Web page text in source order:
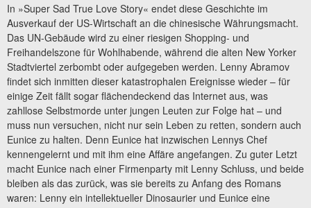
In »Super Sad True Love Story« endet diese Geschichte im
Ausverkauf der US-Wirtschaft an die chinesische Währungsmacht.
Das UN-Gebäude wird zu einer riesigen Shopping- und
Freihandelszone für Wohlhabende, während die alten New Yorker
Stadtviertel zerbombt oder aufgegeben werden. Lenny Abramov
findet sich inmitten dieser katastrophalen Ereignisse wieder – für
einige Zeit fällt sogar flächendeckend das Internet aus, was
zahllose Selbstmorde unter jungen Leuten zur Folge hat – und
muss nun versuchen, nicht nur sein Leben zu retten, sondern auch
Eunice zu halten. Denn Eunice hat inzwischen Lennys Chef
kennengelernt und mit ihm eine Affäre angefangen. Zu guter Letzt
macht Eunice nach einer Firmenparty mit Lenny Schluss, und beide
bleiben als das zurück, was sie bereits zu Anfang des Romans
waren: Lenny ein intellektueller Dinosaurier und Eunice eine